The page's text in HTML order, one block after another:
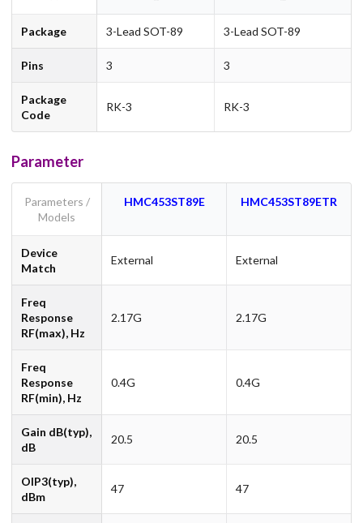
Package 3-Lead SOT-89 3-Lead SOT-89
Pins 3 3
Package
Code
RK-3 RK-3
Parameter
Parameters /
Models
HMC453ST89E HMC453ST89ETR
Device
Match
External External
Freq
Response
RF(max), Hz
2.17G 2.17G
Freq
Response
RF(min), Hz
0.4G 0.4G
Gain dB(typ),
dB
20.5 20.5
OIP3(typ),
dBm
47 47